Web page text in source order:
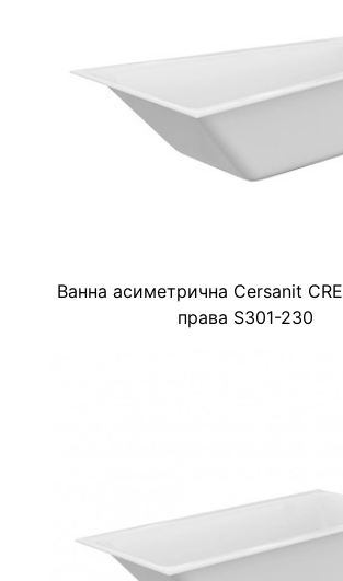
Ванна асиметрична Cersanit
права S301-230